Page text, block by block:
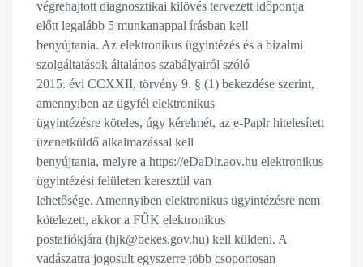
végrehajtott diagnosztikai kilövés tervezett időpontja
előtt legalább 5 munkanappal írásban kel!
benyújtania. Az elektronikus ügyintézés és a bizalmi
szolgáltatások általános szabályairól szóló
2015. évi CCXXII, törvény 9. § (1) bekezdése szerint,
amennyiben az ügyfél elektronikus
ügyintézésre köteles, úgy kérelmét, az e-Paplr hitelesített
üzenetküldő alkalmazással kell
benyújtania, melyre a https://eDaDir.aov.hu elektronikus
ügyintézési felületen keresztül van
lehetősége. Amennyiben elektronikus ügyintézésre nem
kötelezett, akkor a FŰK elektronikus
postafiókjára (hjk@bekes.gov.hu) kell küldeni. A
vadászatra jogosult egyszerre több csoportosan